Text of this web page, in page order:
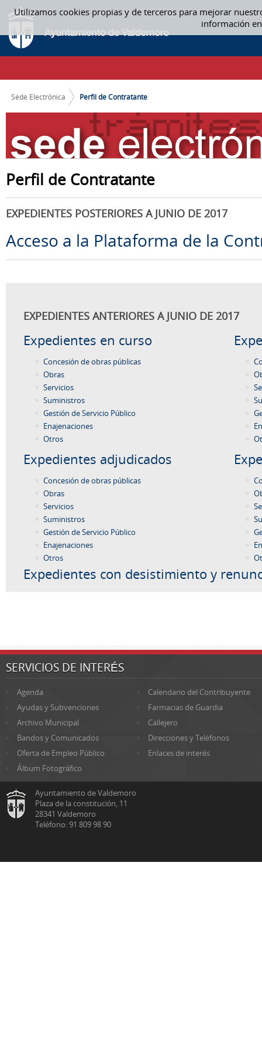
Utilizamos cookies propias y de terceros para mejorar
información
Saltar al contenido
PERFIL DE CONTRATANTE
CAMINO DE MIGAS
Sede Electrónica Perfil de Contratante
Perfil de Contratante
EXPEDIENTES POSTERIORES A JUNIO DE 2017
Acceso a la Plataforma de la
EXPEDIENTES ANTERIORES A JUNIO DE 2017
Expedientes en curso
Concesión de obras públicas
Obras
Servicios
Suministros
Gestión de Servicio Público
Enajenaciones
Otros
Expedientes adjudicados
Concesión de obras públicas
Obras
Servicios
Suministros
Gestión de Servicio Público
Enajenaciones
Otros
Expedientes con desistimiento y
SERVICIOS DE INTERÉS
Agenda
Calendario del Contribuyente
Ayudas y Subvenciones
Farmacias de Guardia
Archivo Municipal
Callejero
Bandos y Comunicados
Direcciones y Teléfonos
Oferta de Empleo Público
Enlaces de interés
Álbum Fotográfico
Ayuntamiento de Valdemoro
Plaza de la constitución, 11
28341 Valdemoro
Teléfono: 91 809 98 90